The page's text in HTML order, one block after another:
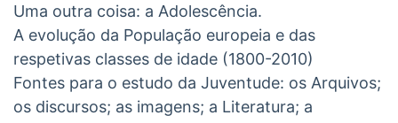
Uma outra coisa: a Adolescência.
A evolução da População europeia e das
respetivas classes de idade (1800-2010)
Fontes para o estudo da Juventude: os Arquivos;
os discursos; as imagens; a Literatura; a